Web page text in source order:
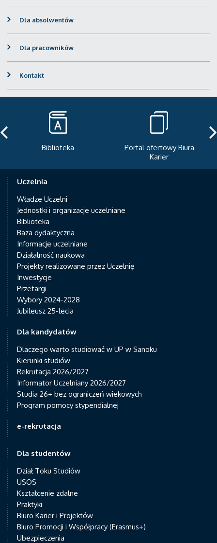
Dla absolwentów
Dla pracowników
Kontakt
Biblioteka
Portal ofertowy Biura
Karier
Uczelnia
Władze Uczelni
Jednostki i organizacje uczelniane
Biblioteka
Baza dydaktyczna
Informacje uczelniane
Działalność naukowa
Projekty realizowane przez Uczelnię
Inwestycje
Przetargi
Wybory 2024-2028
Jubileusz 25-lecia
Dla kandydatów
Dlaczego warto studiować w UP w Sanoku
Kierunki studiów
Rekrutacja 2026/2027
Informator Uczelniany 2026/2027
Studia 26+ bez ograniczeń wiekowych
Program pomocy stypendialnej
e-rekrutacja
Dla studentów
Dział Toku Studiów
USOS
Kształcenie zdalne
Praktyki
Biuro Karier i Projektów
Biuro Promocji i Współpracy (Erasmus+)
Ubezpieczenia